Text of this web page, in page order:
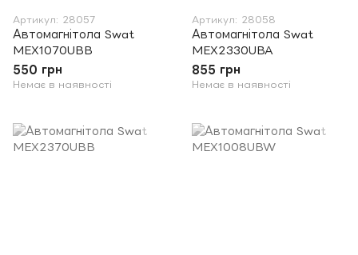
Артикул: 28057
Автомагнітола Swat
MEX1070UBB
550 грн
Немає в наявності
Артикул: 28058
Автомагнітола Swat
MEX2330UBA
855 грн
Немає в наявності